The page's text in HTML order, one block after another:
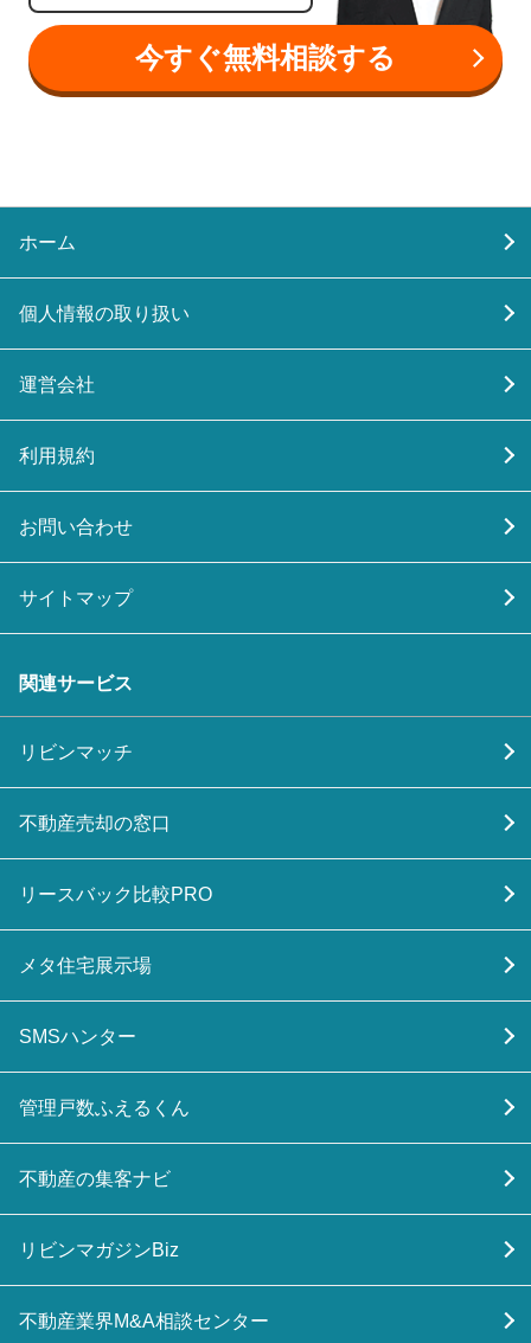
今すぐ無料相談する
ホーム
個人情報の取り扱い
運営会社
利用規約
お問い合わせ
サイトマップ
関連サービス
リビンマッチ
不動産売却の窓口
リースバック比較PRO
メタ住宅展示場
SMSハンター
管理戸数ふえるくん
不動産の集客ナビ
リビンマガジンBiz
不動産業界M&A相談センター